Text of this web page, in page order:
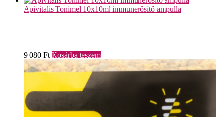
Apivitalis Tonimel 10x10ml immunerősítő ampulla
9 080 Ft Kosárba teszem